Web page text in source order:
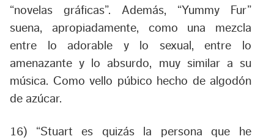
“novelas gráficas”. Además, “Yummy Fur”
suena, apropiadamente, como una mezcla
entre lo adorable y lo sexual, entre lo
amenazante y lo absurdo, muy similar a su
música. Como vello púbico hecho de algodón
de azúcar.
16) “Stuart es quizás la persona que he